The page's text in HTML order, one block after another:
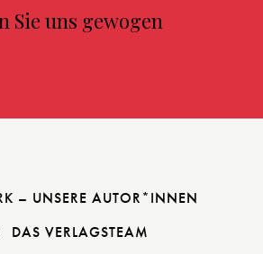
Sie uns gewogen
– UNSERE AUTOR*INNEN
DAS VERLAGSTEAM